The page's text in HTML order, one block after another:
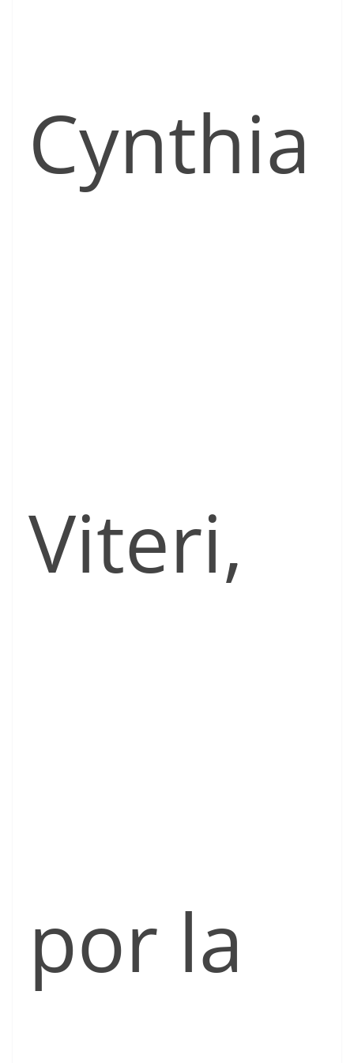
Cynthia
Viteri,
por la